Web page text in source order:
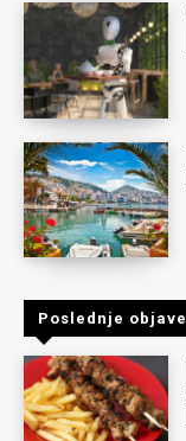
Poslednje objave